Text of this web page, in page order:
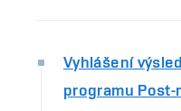
Vyhlášení
programu Post-